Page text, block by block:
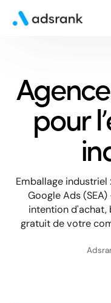
pour
Emballage
Google Ads
intention d'achat,
gratuit de votre